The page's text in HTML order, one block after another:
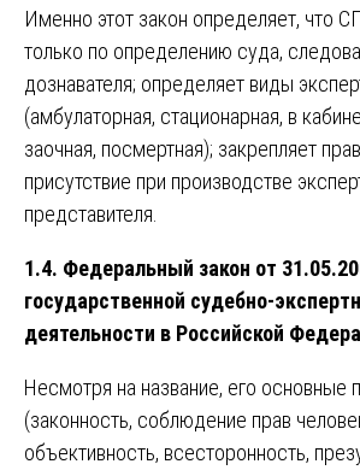
Именно этот закон определяет, что
только по определению суда,
дознавателя; определяет виды
(амбулаторная, стационарная, в
заочная, посмертная); закрепляет
присутствие при производстве
представителя.
1.4. Федеральный закон от
государственной судебно-
деятельности в Российской
Несмотря на название, его основные
(законность, соблюдение прав
объективность, всесторонность,